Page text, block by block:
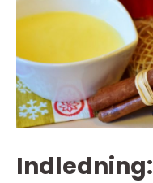
Indledning: